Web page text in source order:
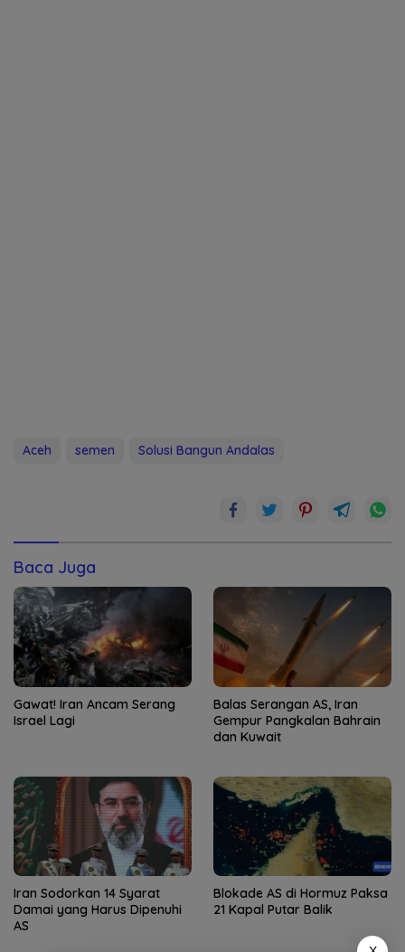
Aceh semen Solusi Bangun Andalas
Baca Juga
Gawat! Iran Ancam Serang
Israel Lagi
Balas Serangan AS, Iran
Gempur Pangkalan Bahrain
dan Kuwait
Iran Sodorkan 14 Syarat
Damai yang Harus Dipenuhi
AS
Blokade AS di Hormuz Paksa
21 Kapal Putar Balik